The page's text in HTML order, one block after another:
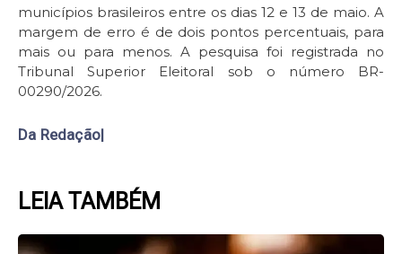
municípios brasileiros entre os dias 12 e 13 de maio. A
margem de erro é de dois pontos percentuais, para
mais ou para menos. A pesquisa foi registrada no
Tribunal Superior Eleitoral sob o número BR-
00290/2026.
Da Redação|
LEIA TAMBÉM
Page PagePage